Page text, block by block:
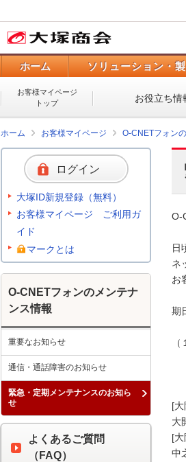
ホーム ソリューション・
お客様マイページ
トップ
お役立ち情
ホーム お客様マイページ O-CNETフォン
O-
日
ネ
お
期
[
大
[
中
ログイン
大塚ID新規登録（無料）
お客様マイページ ご利用ガ
イド
マークとは
O-CNETフォンのメンテナ
ンス情報
重要なお知らせ
通信・通話障害のお知らせ
緊急・定期メンテナンスのお知ら
せ
よくあるご質問
（FAQ）